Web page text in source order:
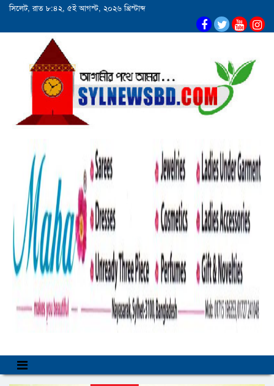
সিলেট, রাত ৮:৪২, ৫ই আগস্ট, ২০২৬ খ্রিস্টাব্দ